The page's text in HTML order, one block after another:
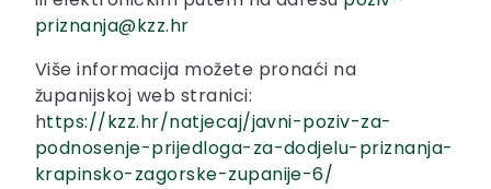
priznanja@kzz.hr
Više informacija možete pronaći na
županijskoj web stranici:
https://kzz.hr/natjecaj/javni-poziv-za-
podnosenje-prijedloga-za-dodjelu-priznanja-
krapinsko-zagorske-zupanije-6/